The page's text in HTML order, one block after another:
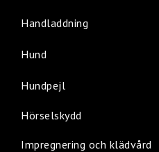
Handladdning
Hund
Hundpejl
Hörselskydd
Impregnering och klädvård